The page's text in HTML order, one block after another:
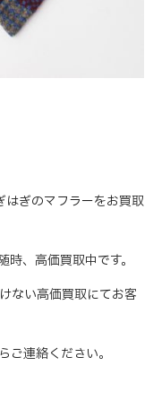
はぎのマフラーをお買取
、高価買取中です。
ない高価買取にてお客
連絡ください。